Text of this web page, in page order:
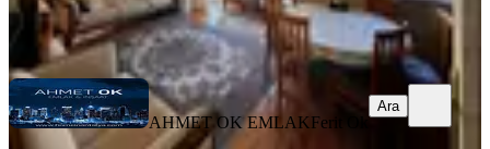
AHMET OK EMLAKFerit Ok
AHMET OK EMLAK Ferit Ok
Ara